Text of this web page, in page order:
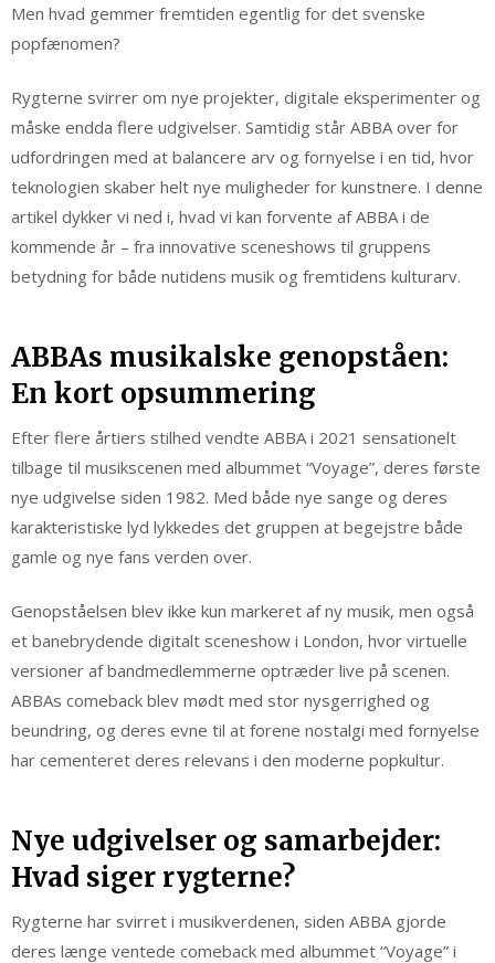
Men hvad gemmer fremtiden egentlig for det svenske
popfænomen?
Rygterne svirrer om nye projekter, digitale eksperimenter og
måske endda flere udgivelser. Samtidig står ABBA over for
udfordringen med at balancere arv og fornyelse i en tid, hvor
teknologien skaber helt nye muligheder for kunstnere. I denne
artikel dykker vi ned i, hvad vi kan forvente af ABBA i de
kommende år – fra innovative sceneshows til gruppens
betydning for både nutidens musik og fremtidens kulturarv.
ABBAs musikalske genopståen:
En kort opsummering
Efter flere årtiers stilhed vendte ABBA i 2021 sensationelt
tilbage til musikscenen med albummet “Voyage”, deres første
nye udgivelse siden 1982. Med både nye sange og deres
karakteristiske lyd lykkedes det gruppen at begejstre både
gamle og nye fans verden over.
Genopståelsen blev ikke kun markeret af ny musik, men også
et banebrydende digitalt sceneshow i London, hvor virtuelle
versioner af bandmedlemmerne optræder live på scenen.
ABBAs comeback blev mødt med stor nysgerrighed og
beundring, og deres evne til at forene nostalgi med fornyelse
har cementeret deres relevans i den moderne popkultur.
Nye udgivelser og samarbejder:
Hvad siger rygterne?
Rygterne har svirret i musikverdenen, siden ABBA gjorde
deres længe ventede comeback med albummet “Voyage” i